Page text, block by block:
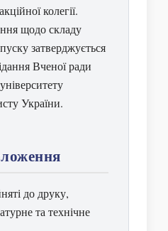
колегії.
щодо складу
затверджується
Вченої ради
України.
до друку,
та технічне